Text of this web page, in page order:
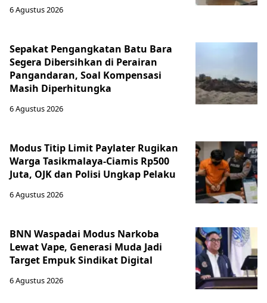
6 Agustus 2026
Sepakat Pengangkatan Batu Bara
Segera Dibersihkan di Perairan
Pangandaran, Soal Kompensasi
Masih Diperhitungka
6 Agustus 2026
Modus Titip Limit Paylater Rugikan
Warga Tasikmalaya-Ciamis Rp500
Juta, OJK dan Polisi Ungkap Pelaku
6 Agustus 2026
BNN Waspadai Modus Narkoba
Lewat Vape, Generasi Muda Jadi
Target Empuk Sindikat Digital
6 Agustus 2026